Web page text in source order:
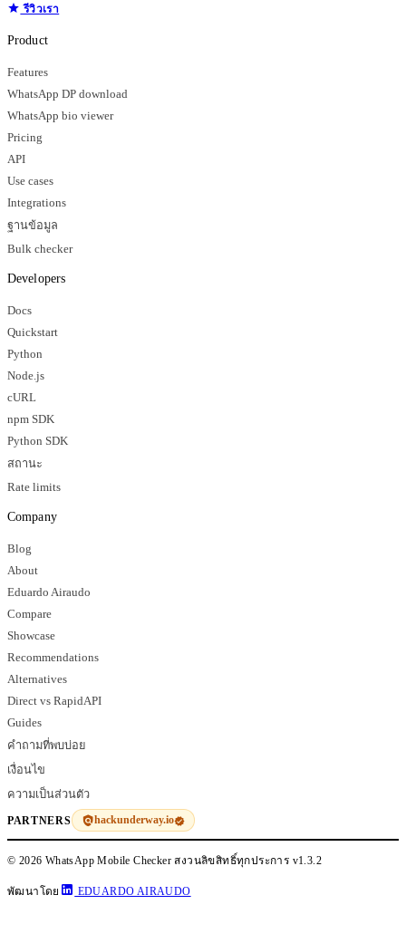
รีวิวเรา
Product
Features
WhatsApp DP download
WhatsApp bio viewer
Pricing
API
Use cases
Integrations
ฐานข้อมูล
Bulk checker
Developers
Docs
Quickstart
Python
Node.js
cURL
npm SDK
Python SDK
สถานะ
Rate limits
Company
Blog
About
Eduardo Airaudo
Compare
Showcase
Recommendations
Alternatives
Direct vs RapidAPI
Guides
คำถามที่พบบ่อย
เงื่อนไข
ความเป็นส่วนตัว
PARTNERS hackunderway.io
© 2026 WhatsApp Mobile Checker สงวนลิขสิทธิ์ทุกประการ v1.3.2
พัฒนาโดย EDUARDO AIRAUDO